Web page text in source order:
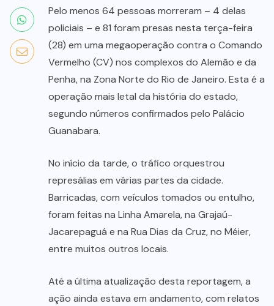
Pelo menos 64 pessoas morreram – 4 delas
policiais – e 81 foram presas nesta terça-feira
(28) em uma megaoperação contra o Comando
Vermelho (CV) nos complexos do Alemão e da
Penha, na Zona Norte do Rio de Janeiro. Esta é a
operação mais letal da história do estado,
segundo números confirmados pelo Palácio
Guanabara.
No início da tarde, o tráfico orquestrou
represálias em várias partes da cidade.
Barricadas, com veículos tomados ou entulho,
foram feitas na Linha Amarela, na Grajaú-
Jacarepaguá e na Rua Dias da Cruz, no Méier,
entre muitos outros locais.
Até a última atualização desta reportagem, a
ação ainda estava em andamento, com relatos